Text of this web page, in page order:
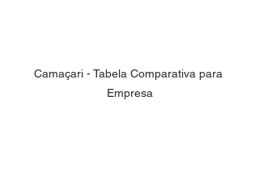
Camaçari - Tabela Comparativa para
Empresa